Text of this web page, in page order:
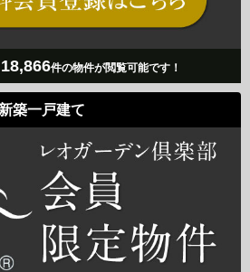
18,866件の物件が閲覧可能です！
築一戸建て